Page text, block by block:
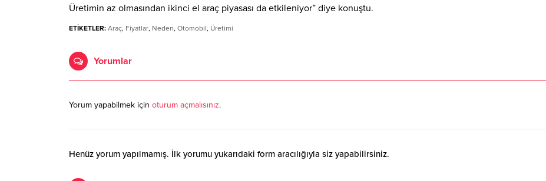
Üretimin az olmasından ikinci el araç piyasası da etkileniyor” diye konuştu.
ETİKETLER: Araç, Fiyatlar, Neden, Otomobil, Üretimi
Yorumlar
Yorum yapabilmek için oturum açmalısınız.
Henüz yorum yapılmamış. İlk yorumu yukarıdaki form aracılığıyla siz yapabilirsiniz.